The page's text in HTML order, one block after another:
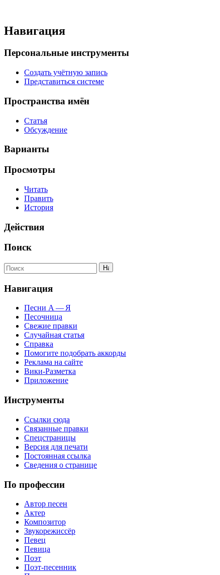
Навигация
Персональные инструменты
Создать учётную запись
Представиться системе
Пространства имён
Статья
Обсуждение
Варианты
Просмотры
Читать
Править
История
Действия
Поиск
Навигация
Песни А — Я
Песочница
Свежие правки
Случайная статья
Справка
Помогите подобрать аккорды
Реклама на сайте
Вики-Разметка
Приложение
Инструменты
Ссылки сюда
Связанные правки
Спецстраницы
Версия для печати
Постоянная ссылка
Сведения о странице
По профессии
Автор песен
Актер
Композитор
Звукорежиссёр
Певец
Певица
Поэт
Поэт-песенник